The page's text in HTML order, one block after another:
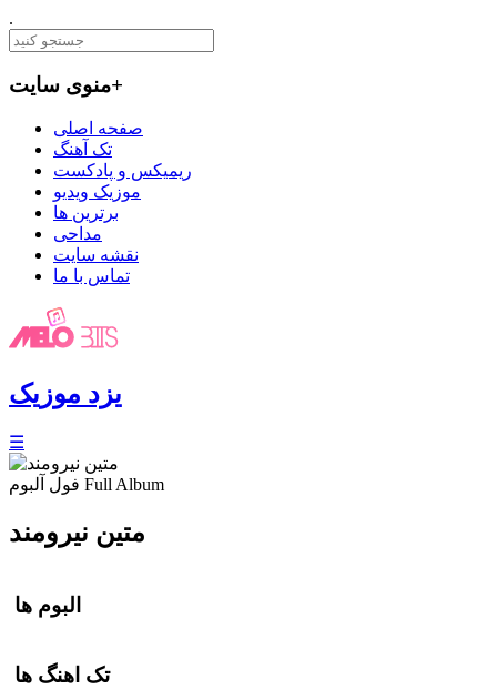
.
منوی سایت+
صفحه اصلی
تک آهنگ
ریمیکس و پادکست
موزیک ویدیو
برترین ها
مداحی
نقشه سایت
تماس با ما
یزد موزیک
☰
Full Album
متین نیرومند
البوم ها
تک اهنگ ها